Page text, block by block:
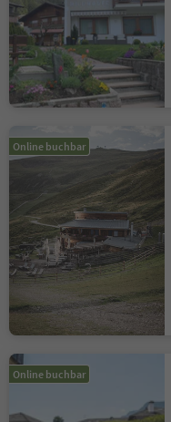
Online buchbar
Online buchbar